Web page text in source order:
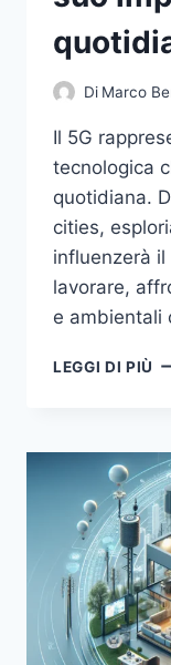
Di Marco
Il 5G
tecnologica
quotidiana.
cities,
influenzerà
lavorare,
e ambientali
LEGGI DI PIÙ
IL